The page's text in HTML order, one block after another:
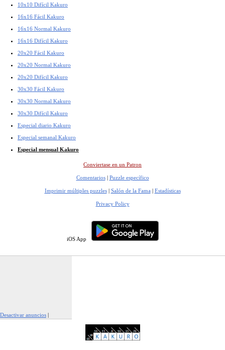
10x10 Difícil Kakuro
16x16 Fácil Kakuro
16x16 Normal Kakuro
16x16 Difícil Kakuro
20x20 Fácil Kakuro
20x20 Normal Kakuro
20x20 Difícil Kakuro
30x30 Fácil Kakuro
30x30 Normal Kakuro
30x30 Difícil Kakuro
Especial diario Kakuro
Especial semanal Kakuro
Especial mensual Kakuro
Conviertase en un Patron
Comentarios| Puzzle específico
Imprimir múltiples puzzles| Salón de la Fama | Estadísticas
Privacy Policy
iOS App
Desactivar anuncios |